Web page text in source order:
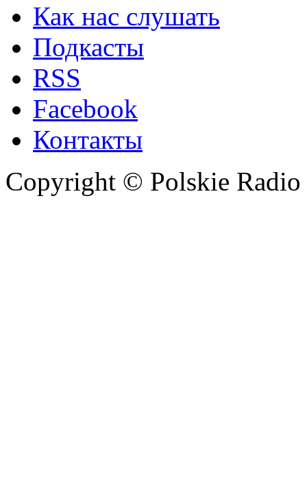
Как нас слушать
Подкасты
RSS
Facebook
Контакты
Copyright © Polskie